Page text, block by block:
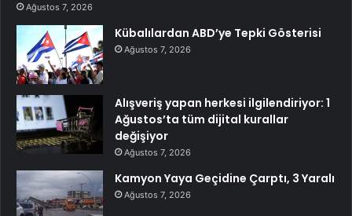
Ağustos 7, 2026
Kübalılardan ABD’ye Tepki Gösterisi
Ağustos 7, 2026
Alışveriş yapan herkesi ilgilendiriyor: 1
Ağustos’ta tüm dijital kurallar
değişiyor
Ağustos 7, 2026
Kamyon Yaya Geçidine Çarptı, 3 Yaralı
Ağustos 7, 2026